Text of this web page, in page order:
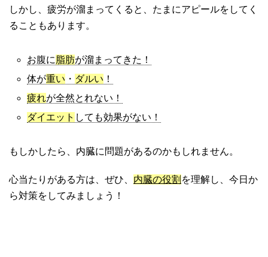
しかし、疲労が溜まってくると、たまにアピールをしてく
ることもあります。
お腹に 脂肪が溜まってきた！
体が重い ・ ダルい ！
疲れが全然とれない！
ダイエット しても効果がない！
もしかしたら、内臓に問題があるのかもしれません。
心当たりがある方は、ぜひ、 内臓の役割 を理解し、今日か
ら対策をしてみましょう！